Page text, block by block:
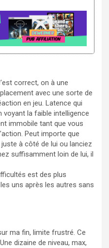
correct, on à une
avec une sorte de
en jeu. Latence qui
la faible intelligence
immobile tant que vous
Peut importe que
à côté de lui ou lanciez
suffisamment loin de lui, il
est des plus
uns après les autres sans
ma fin, limite frustré. Ce
dizaine de niveau, max,